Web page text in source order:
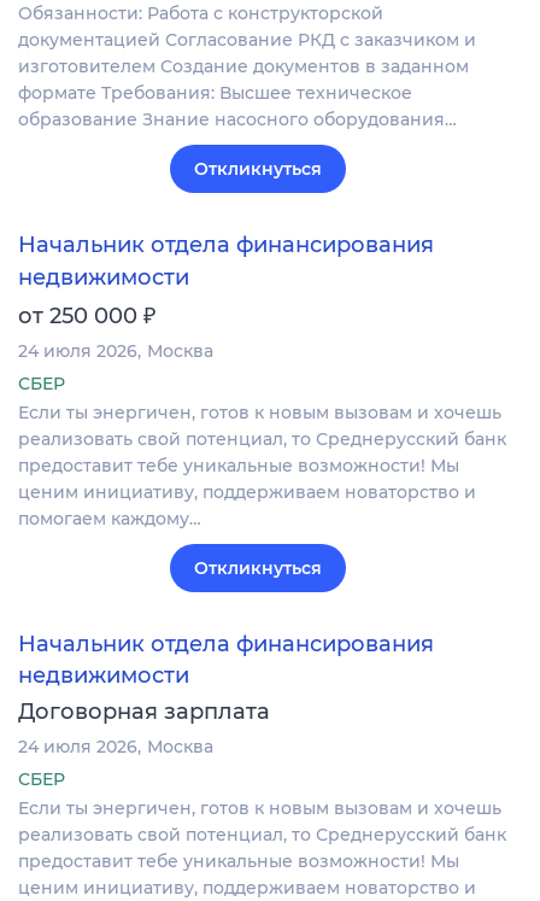
Обязанности: Работа с конструкторской
документацией Согласование РКД с заказчиком и
изготовителем Создание документов в заданном
формате Требования: Высшее техническое
образование Знание насосного оборудования…
Откликнуться
Начальник отдела финансирования
недвижимости
от 250 000 ₽
24 июля 2026 Москва
СБЕР
Если ты энергичен, готов к новым вызовам и хочешь
реализовать свой потенциал, то Среднерусский банк
предоставит тебе уникальные возможности! Мы
ценим инициативу, поддерживаем новаторство и
помогаем каждому…
Откликнуться
Начальник отдела финансирования
недвижимости
Договорная зарплата
24 июля 2026 Москва
СБЕР
Если ты энергичен, готов к новым вызовам и хочешь
реализовать свой потенциал, то Среднерусский банк
предоставит тебе уникальные возможности! Мы
ценим инициативу, поддерживаем новаторство и